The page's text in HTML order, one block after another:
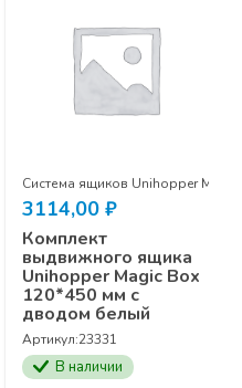
Система ящиков Unihopper Magic
3114,00 ₽
Комплект
выдвижного ящика
Unihopper Magic Box
120*450 мм с
дводом белый
Артикул:23331
В наличии